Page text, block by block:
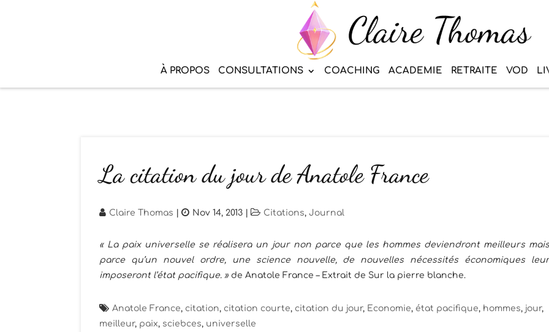
À PROPOS CONSULTATIONS COACHING ACADEMIE RETRAITE VOD
La citation du jour de Anatole France
Claire Thomas Nov 14, 2013 Citations, Journal
« La paix universelle se réalisera un jour non parce que les hommes deviendront meilleurs
parce qu’un nouvel ordre, une science nouvelle, de nouvelles nécessités économiques
imposeront l’état pacifique. » de Anatole France – Extrait de Sur la pierre blanche.
Anatole France, citation, citation courte, citation du jour, Economie, état pacifique, hommes, jour,
meilleur, paix, sciebces, universelle